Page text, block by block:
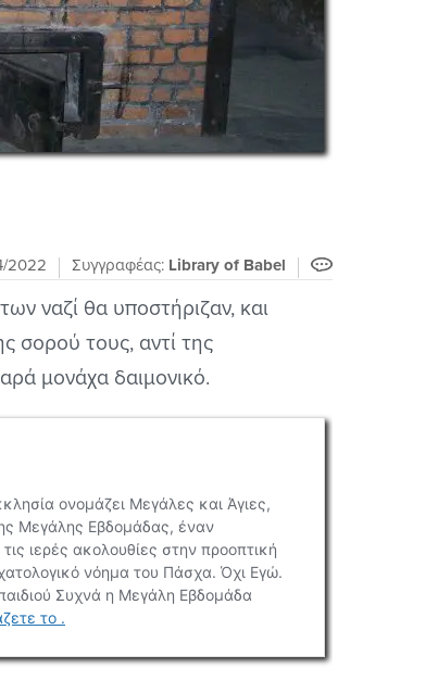
2022 Συγγραφέας: Library of Babel
ναζί θα υποστήριζαν, και
σορού τους, αντί της
μονάχα δαιμονικό.